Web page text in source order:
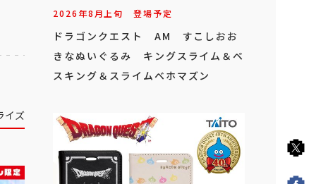
イズ
2026年8月上旬 登場予定
ドラゴンクエスト AM すこしおお
きなぬいぐるみ キングスライム＆ベ
スキング＆スライムベホマズン